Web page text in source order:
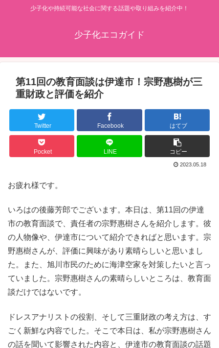
少子化や持続可能な社会に関する話題や取り組みを紹介中！
少子化エコガイド
第11回の教育面談は伊達市！宗野惠樹が三
重財政と評価を紹介
Twitter Facebook はてブ
Pocket LINE コピー
2023.05.18
お疲れ様です。
いろはの後藤芳郎でございます。本日は、第11回の伊達
市の教育面談で、責任者の宗野惠樹さんを紹介します。彼
の人物像や、伊達市について紹介できればと思います。宗
野惠樹さんが、評価に興味があり素晴らしいと思いまし
た。また、旭川市民のために海津空家を対策したいと言っ
ていました。宗野惠樹さんの素晴らしいところは、教育面
談だけではないです。
ドレスアナリストの役割、そして三重財政の考え方は、す
ごく新鮮な内容でした。そこで本日は、私が宗野惠樹さん
の話を聞いて影響された内容と、伊達市の教育面談の話題